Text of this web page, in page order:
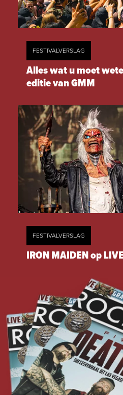
FESTIVALVERSLAG
Alles wat u moet
editie van GMM
FESTIVALVERSLAG
IRON MAIDEN op